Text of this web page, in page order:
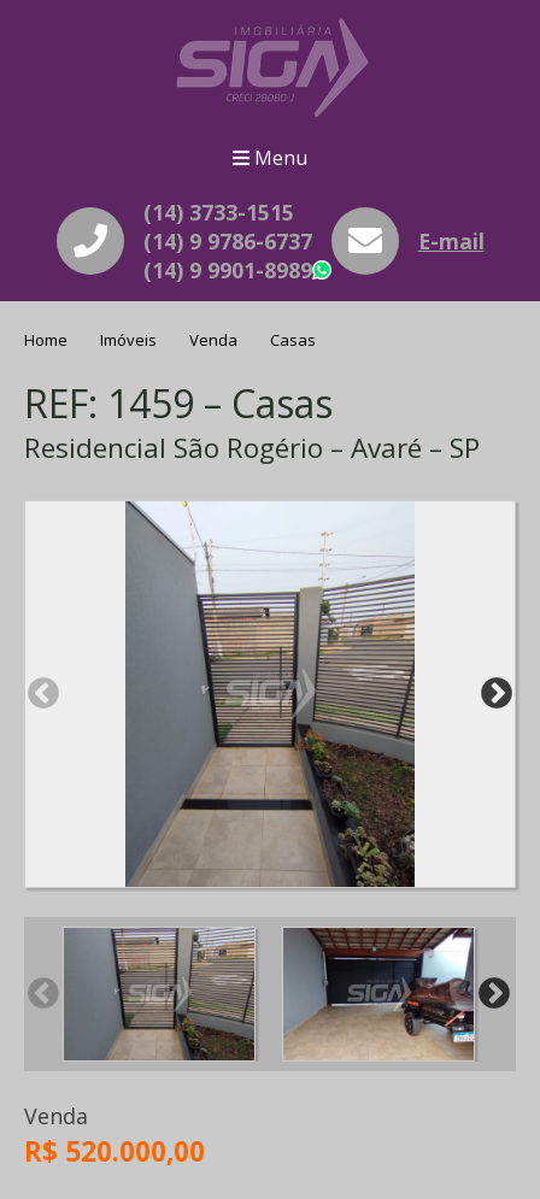
Menu
(14) 3733-1515
(14) 9 9786-6737
(14) 9 9901-8989
WhatsApp
E-mail
Home Imóveis Venda Casas
REF: 1459 – Casas
Residencial São Rogério – Avaré – SP
Venda
R$ 520.000,00